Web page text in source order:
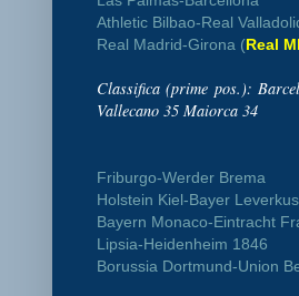
Athletic Bilbao-Real
Real Madrid-Girona (Real
Classifica (prime pos.):
Vallecano 35 Maiorca 34
Friburgo-Werder Brema
Holstein Kiel-Bayer
Bayern Monaco-Eintracht
Lipsia-Heidenheim 1846
Borussia Dortmund-Union